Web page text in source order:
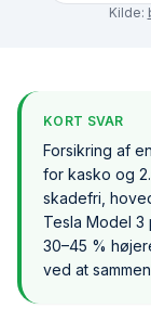
Kilde:
KORT SVAR
Forsikring af
for kasko og
skadefri,
Tesla Model
30–45 %
ved at